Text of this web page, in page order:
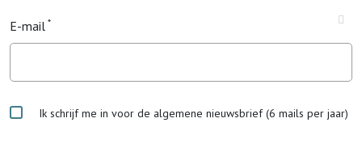
E-mail
Ik schrijf me in voor de algemene nieuwsbrief (6 mails per jaar)